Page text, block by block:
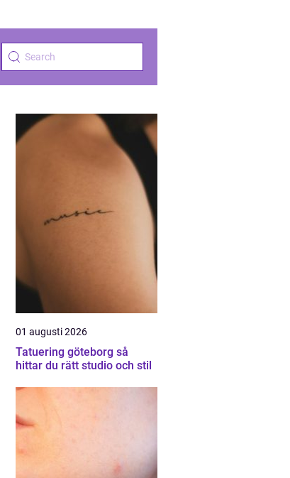
01 augusti 2026
Tatuering göteborg så
hittar du rätt studio och stil